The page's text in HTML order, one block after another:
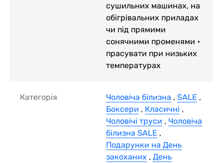
сушильних машинах, на
обігрівальних приладах
чи під прямими
сонячними променями •
прасувати при низьких
температурах
Категорія Чоловіча білизна , SALE ,
Боксери , Класичні ,
Чоловічі труси , Чоловіча
білизна SALE ,
Подарунки на День
закоханих , День